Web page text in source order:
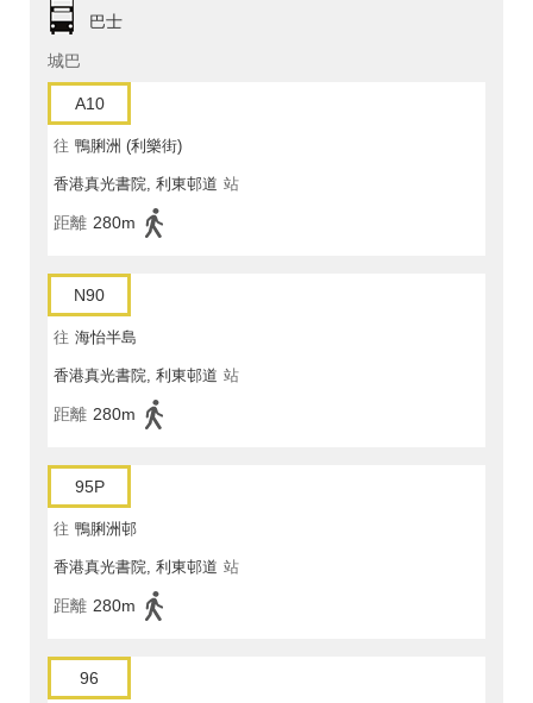
巴士
城巴
A10
往 鴨脷洲 (利樂街)
香港真光書院, 利東邨道 站
距離 280m
N90
往 海怡半島
香港真光書院, 利東邨道 站
距離 280m
95P
往 鴨脷洲邨
香港真光書院, 利東邨道 站
距離 280m
96